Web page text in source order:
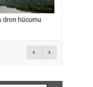
dron hücumu